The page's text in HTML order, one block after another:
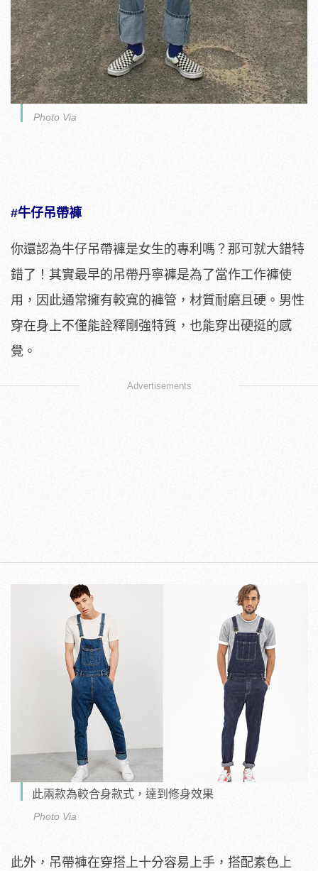
Photo Via
#牛仔吊帶褲
你還認為牛仔吊帶褲是女生的專利嗎？那可就大錯特
錯了！其實最早的吊帶丹寧褲是為了當作工作褲使
用，因此通常擁有較寬的褲管，材質耐磨且硬。男性
穿在身上不僅能詮釋剛強特質，也能穿出硬挺的感
覺。
Advertisements
此兩款為較合身款式，達到修身效果
Photo Via
此外，吊帶褲在穿搭上十分容易上手，搭配素色上